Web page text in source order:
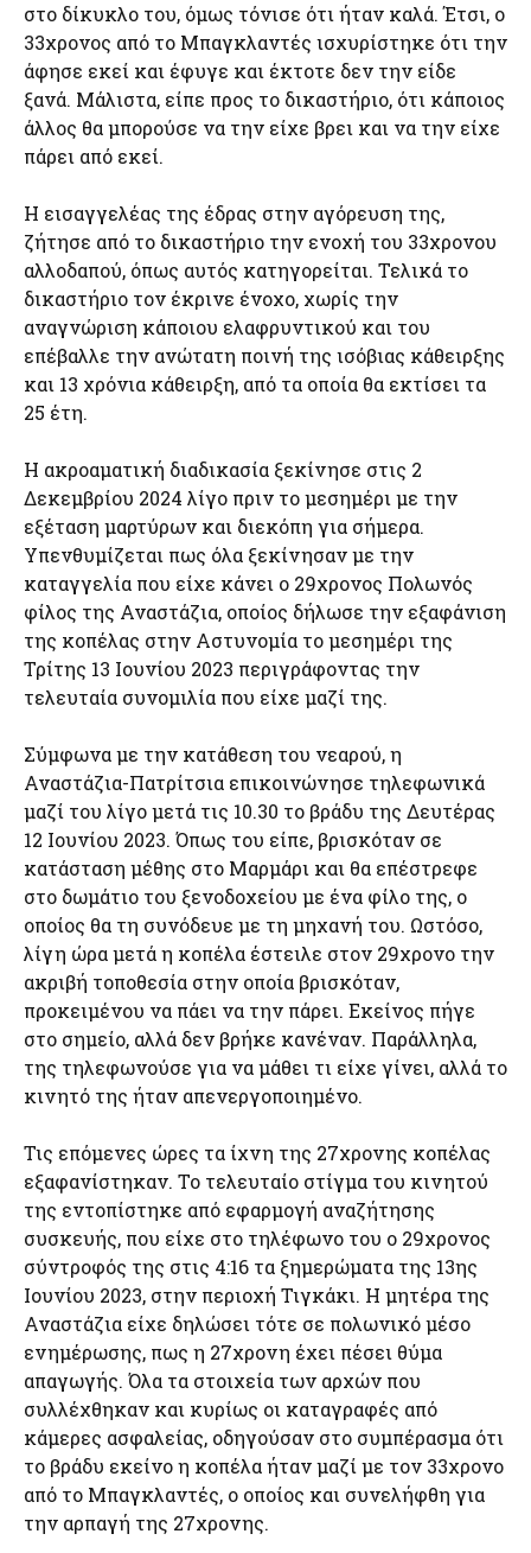
στο δίκυκλο του, όμως τόνισε ότι ήταν καλά. Έτσι, ο
33χρονος από το Μπαγκλαντές ισχυρίστηκε ότι την
άφησε εκεί και έφυγε και έκτοτε δεν την είδε
ξανά. Μάλιστα, είπε προς το δικαστήριο, ότι κάποιος
άλλος θα μπορούσε να την είχε βρει και να την είχε
πάρει από εκεί.
Η εισαγγελέας της έδρας στην αγόρευση της,
ζήτησε από το δικαστήριο την ενοχή του 33χρονου
αλλοδαπού, όπως αυτός κατηγορείται. Τελικά το
δικαστήριο τον έκρινε ένοχο, χωρίς την
αναγνώριση κάποιου ελαφρυντικού και του
επέβαλλε την ανώτατη ποινή της ισόβιας κάθειρξης
και 13 χρόνια κάθειρξη, από τα οποία θα εκτίσει τα
25 έτη.
Η ακροαματική διαδικασία ξεκίνησε στις 2
Δεκεμβρίου 2024 λίγο πριν το μεσημέρι με την
εξέταση μαρτύρων και διεκόπη για σήμερα.
Υπενθυμίζεται πως όλα ξεκίνησαν με την
καταγγελία που είχε κάνει ο 29χρονος Πολωνός
φίλος της Αναστάζια, οποίος δήλωσε την εξαφάνιση
της κοπέλας στην Αστυνομία το μεσημέρι της
Τρίτης 13 Ιουνίου 2023 περιγράφοντας την
τελευταία συνομιλία που είχε μαζί της.
Σύμφωνα με την κατάθεση του νεαρού, η
Αναστάζια-Πατρίτσια επικοινώνησε τηλεφωνικά
μαζί του λίγο μετά τις 10.30 το βράδυ της Δευτέρας
12 Ιουνίου 2023. Όπως του είπε, βρισκόταν σε
κατάσταση μέθης στο Μαρμάρι και θα επέστρεφε
στο δωμάτιο του ξενοδοχείου με ένα φίλο της, ο
οποίος θα τη συνόδευε με τη μηχανή του. Ωστόσο,
λίγη ώρα μετά η κοπέλα έστειλε στον 29χρονο την
ακριβή τοποθεσία στην οποία βρισκόταν,
προκειμένου να πάει να την πάρει. Εκείνος πήγε
στο σημείο, αλλά δεν βρήκε κανέναν. Παράλληλα,
της τηλεφωνούσε για να μάθει τι είχε γίνει, αλλά το
κινητό της ήταν απενεργοποιημένο.
Τις επόμενες ώρες τα ίχνη της 27χρονης κοπέλας
εξαφανίστηκαν. Το τελευταίο στίγμα του κινητού
της εντοπίστηκε από εφαρμογή αναζήτησης
συσκευής, που είχε στο τηλέφωνο του ο 29χρονος
σύντροφός της στις 4:16 τα ξημερώματα της 13ης
Ιουνίου 2023, στην περιοχή Τιγκάκι. Η μητέρα της
Αναστάζια είχε δηλώσει τότε σε πολωνικό μέσο
ενημέρωσης, πως η 27χρονη έχει πέσει θύμα
απαγωγής. Όλα τα στοιχεία των αρχών που
συλλέχθηκαν και κυρίως οι καταγραφές από
κάμερες ασφαλείας, οδηγούσαν στο συμπέρασμα ότι
το βράδυ εκείνο η κοπέλα ήταν μαζί με τον 33χρονο
από το Μπαγκλαντές, ο οποίος και συνελήφθη για
την αρπαγή της 27χρονης.